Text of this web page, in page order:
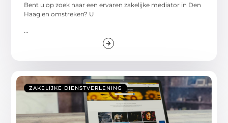
Bent u op zoek naar een ervaren zakelijke mediator in Den
Haag en omstreken? U
ZAKELIJKE DIENSTVERLENING